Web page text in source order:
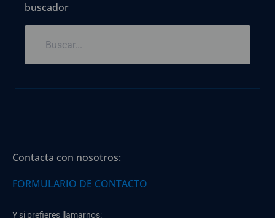
buscador
Contacta con nosotros:
FORMULARIO DE CONTACTO
Y si prefieres llamarnos: